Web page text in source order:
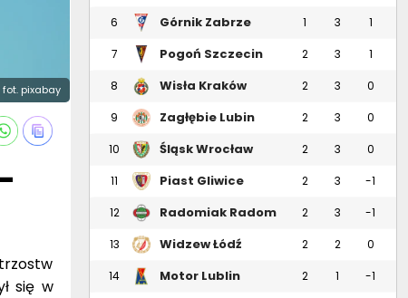
fot. pixabay
się w
6 Górnik Zabrze 1 3 1
7 Pogoń Szczecin 2 3 1
8 Wisła Kraków 2 3 0
9 Zagłębie Lubin 2 3 0
10 Śląsk Wrocław 2 3 0
11 Piast Gliwice 2 3 -1
12 Radomiak Radom 2 3 -1
13 Widzew Łódź 2 2 0
14 Motor Lublin 2 1 -1